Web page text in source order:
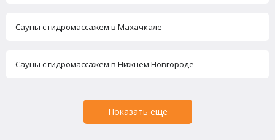
Сауны с гидромассажем в Махачкале
Сауны с гидромассажем в Нижнем Новгороде
Показать еще